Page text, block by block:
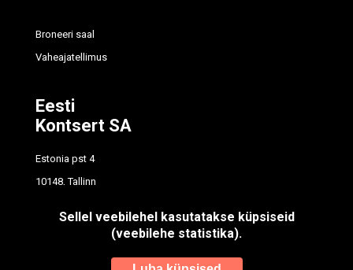
Broneeri saal
Vaheajatellimus
Eesti
Kontsert SA
Estonia pst 4
10148, Tallinn
Sellel veebilehel kasutatakse küpsiseid
(veebilehe statistika).